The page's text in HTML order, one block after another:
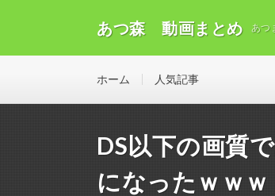
あつ森 動画まとめ あつ
ホーム 人気記事
DS以下の画質
になったｗｗ